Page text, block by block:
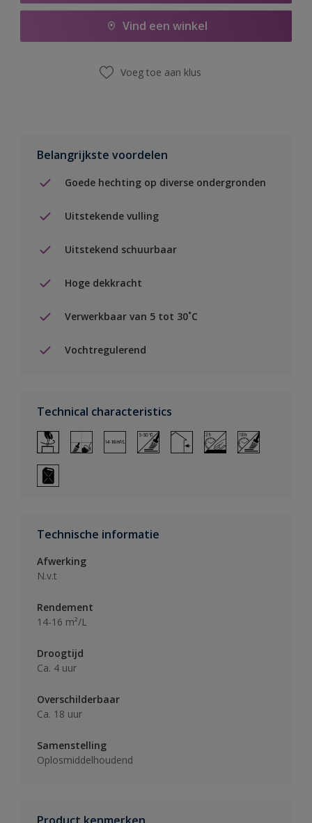
Vind een winkel
Voeg toe aan klus
Belangrijkste voordelen
Goede hechting op diverse ondergronden
Uitstekende vulling
Uitstekend schuurbaar
Hoge dekkracht
Verwerkbaar van 5 tot 30˚C
Vochtregulerend
Technical characteristics
Technische informatie
Afwerking
N.v.t
Rendement
14-16 m²/L
Droogtijd
Ca. 4 uur
Overschilderbaar
Ca. 18 uur
Samenstelling
Oplosmiddelhoudend